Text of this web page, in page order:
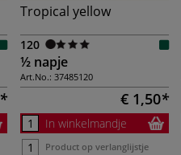
Tropical yellow
120
½ napje
Art.No.: 37485120
€ 1,50
In winkelmandje
Product op verlanglijstje